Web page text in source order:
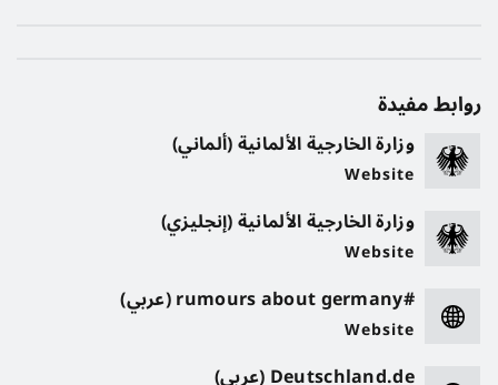
روابط مفيدة
وزارة الخارجية الألمانية (ألماني)
Website
وزارة الخارجية الألمانية (إنجليزي)
Website
#rumours about germany (عربي)
Website